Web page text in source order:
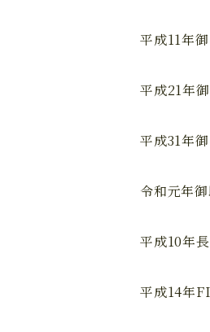
平成11年
平成21年
平成31年
令和元年
平成10年
平成14年